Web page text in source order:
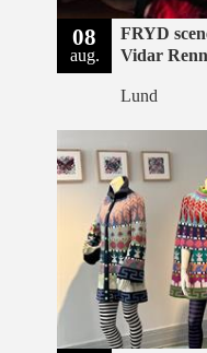
08
aug.
FRYD
Vidar
Lund